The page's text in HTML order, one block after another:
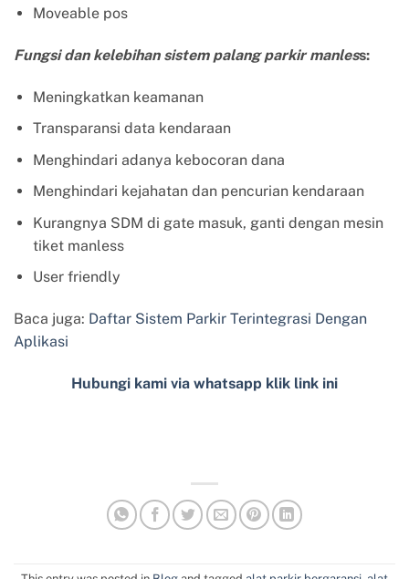
Moveable pos
Fungsi dan kelebihan sistem palang parkir manless:
Meningkatkan keamanan
Transparansi data kendaraan
Menghindari adanya kebocoran dana
Menghindari kejahatan dan pencurian kendaraan
Kurangnya SDM di gate masuk, ganti dengan mesin
tiket manless
User friendly
Baca juga: Daftar Sistem Parkir Terintegrasi Dengan
Aplikasi
Hubungi kami via whatsapp klik link ini